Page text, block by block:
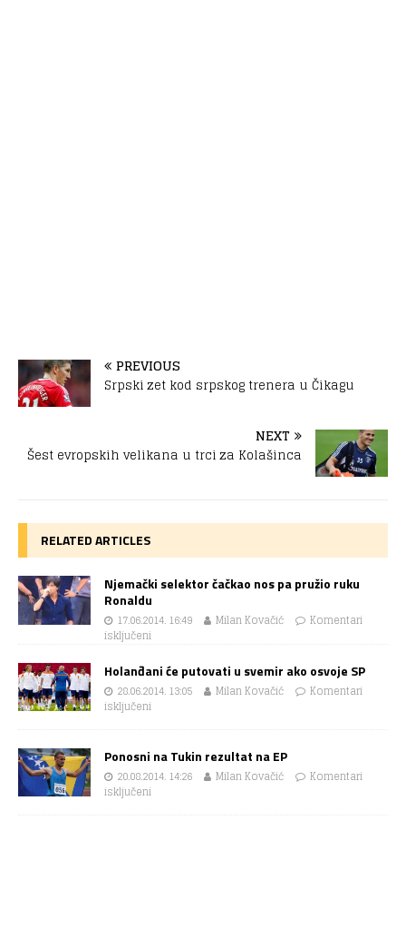
PREVIOUS
Srpski zet kod srpskog trenera u Čikagu
NEXT
Šest evropskih velikana u trci za Kolašinca
RELATED ARTICLES
Njemački selektor čačkao nos pa pružio ruku
Ronaldu
17.06.2014. 16:49 Milan Kovačić
Komentari
isključeni
Holanđani će putovati u svemir ako osvoje SP
28.06.2014. 13:05 Milan Kovačić
Komentari
isključeni
Ponosni na Tukin rezultat na EP
20.08.2014. 14:26 Milan Kovačić
Komentari
isključeni